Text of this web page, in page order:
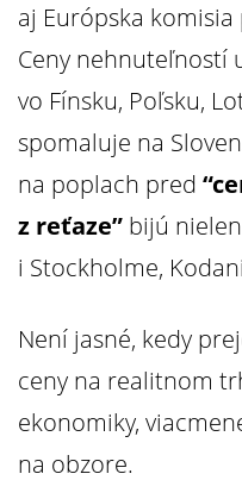
aj Európska
Ceny nehnuteľností
vo Fínsku, Poľsku,
spomaluje na
na poplach pred
z reťaze” bijú
i Stockholme,
Není jasné, kedy
ceny na realitnom
ekonomiky,
na obzore.